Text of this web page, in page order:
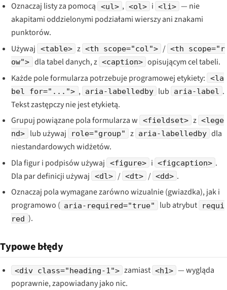
Oznaczaj listy za pomocą
<ul> , <ol> i <li> — nie
akapitami oddzielonymi podziałami wierszy ani znakami
punktorów.
Używaj
<table> z <th scope="col"> / <th scope="r
ow"> dla tabel danych, z <caption> opisującym cel tabeli.
Każde pole formularza potrzebuje programowej etykiety:
<la
bel for="..."> , aria-labelledby lub aria-label .
Tekst zastępczy nie jest etykietą.
Grupuj powiązane pola formularza w
<fieldset> z <lege
nd>
lub używaj role="group" z aria-labelledby dla
niestandardowych widżetów.
Dla figur i podpisów używaj
<figure> i <figcaption> .
Dla par definicji używaj
<dl> / <dt> / <dd> .
Oznaczaj pola wymagane zarówno wizualnie (gwiazdka), jak i
programowo ( aria-required="true" lub atrybut
requi
red ).
Typowe błędy
<div class="heading-1"> zamiast <h1> — wygląda
poprawnie, zapowiadany jako nic.